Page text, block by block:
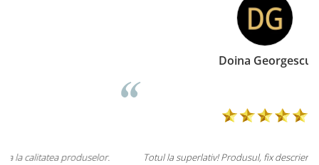
Totul la superlativ! Produsul, fix descrierea, ambalaj, livrare.